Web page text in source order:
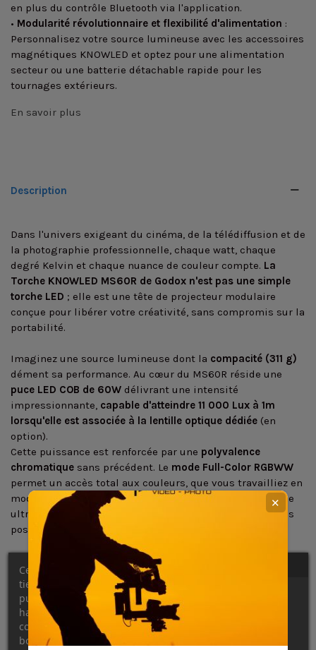
en plus du contrôle Bluetooth via l'application.
• Modularité révolutionnaire et flexibilité d'alimentation :
Personnalisez votre source lumineuse avec les accessoires
magnétiques KNOWLED et optez pour une alimentation
secteur ou une batterie détachable rapide pour les
tournages extérieurs.
En savoir plus
Description
Dans l'univers exigeant du cinéma, de la télédiffusion et de
la photographie professionnelle, chaque watt, chaque
degré Kelvin et chaque nuance de couleur compte. La
Torche KNOWLED MS60R de Godox n'est pas une simple
torche LED ; elle est une tête de projecteur modulaire
conçue pour libérer votre créativité, sans compromis sur la
portabilité.
Imaginez une source lumineuse dont la compacité (311 g)
dément sa performance. Au cœur du MS60R réside une
puce LED COB de 60W délivrant une intensité
impressionnante, capable d'atteindre 11 000 Lux à 1m
lorsqu'elle est associée à la lentille optique dédiée (en
option).
Cette puissance est renforcée par une polyvalence
chromatique sans précédent. Le mode Full-Color RGBWW
permet un accès total aux couleurs, que vous travailliez en
mode
CCT(Correlated Color Temperature) avec une plage
ultra-large de
1800K à 10000K
, ou que vous exploriez les
possibilités du
mode HSI ou Gel
Le MS60R excelle avec un IRC(Indice de Rendu des
Couleurs) et un
TLCI(Television Lighting Consistency
Index) qui culminent tous deux à
couleurs fidèles, exemptes de dérive, prêtes pour
l'étalonnage.
Ce site Web utilise ses propres cookies et ceux de
tiers pour améliorer nos services et vous montrer des
publicités liées à vos préférences en analysant vos
habitudes de navigation. Pour donner votre
consentement à son utilisation, appuyez sur le
bouton Accepter.
✕